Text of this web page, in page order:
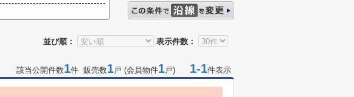
並び順： 表示件数：
該当公開件数1件 販売数1戸 (会員物件1戸) 1-1件表示